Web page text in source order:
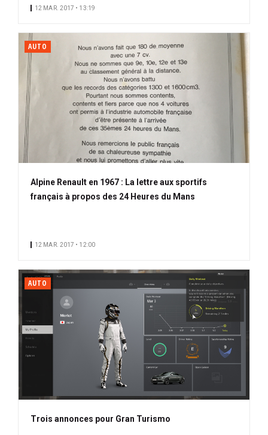
12 MAR. 2017 • 13:19
AUTO
Alpine Renault en 1967 : La lettre aux sportifs
français à propos des 24 Heures du Mans
12 MAR. 2017 • 12:00
AUTO
Trois annonces pour Gran Turismo